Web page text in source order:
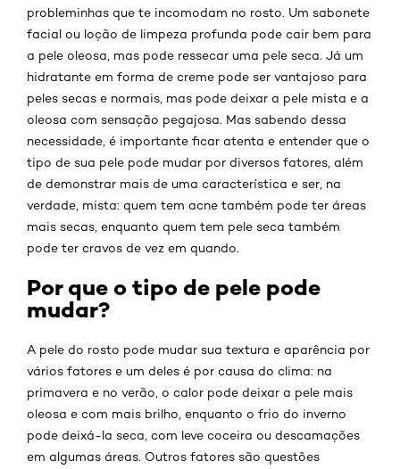
probleminhas que te incomodam no rosto. Um sabonete
facial ou loção de limpeza profunda pode cair bem para
a pele oleosa, mas pode ressecar uma pele seca. Já um
hidratante em forma de creme pode ser vantajoso para
peles secas e normais, mas pode deixar a pele mista e a
oleosa com sensação pegajosa. Mas sabendo dessa
necessidade, é importante ficar atenta e entender que o
tipo de sua pele pode mudar por diversos fatores, além
de demonstrar mais de uma característica e ser, na
verdade, mista: quem tem acne também pode ter áreas
mais secas, enquanto quem tem pele seca também
pode ter cravos de vez em quando.
Por que o tipo de pele pode
mudar?
A pele do rosto pode mudar sua textura e aparência por
vários fatores e um deles é por causa do clima: na
primavera e no verão, o calor pode deixar a pele mais
oleosa e com mais brilho, enquanto o frio do inverno
pode deixá-la seca, com leve coceira ou descamações
em algumas áreas. Outros fatores são questões